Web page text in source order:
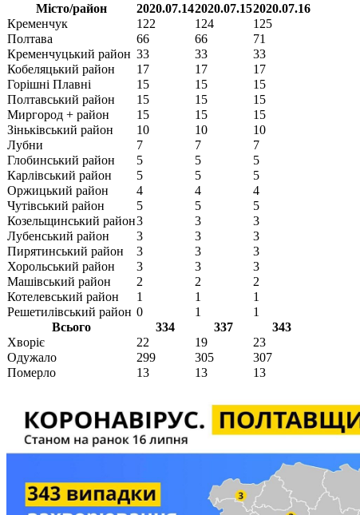
Місто/район 2020.07.142020.07.152020.07.16
Кременчук
122 124
125
Полтава
66 66
71
Кременчуцький район 33 33
33
Кобеляцький район
17 17
17
Горішні Плавні
15 15
15
Полтавський район
15 15
15
Миргород + район
15 15
15
Зіньківський район
10 10
10
Лубни
7 7
7
Глобинський район
5 5
5
Карлівський район
5 5
5
Оржицький район
4 4
4
Чутівський район
5 5
5
Козельщинський район3 3
3
Лубенський район
3 3
3
Пирятинський район
3 3
3
Хорольський район
3 3
3
Машівcький район
2 2
2
Котелевський район
1 1
1
Решетилівський район 0 1
1
Всього
334 337
343
Хворіє
22 19
23
Одужало
299 305
307
Померло
13 13 13